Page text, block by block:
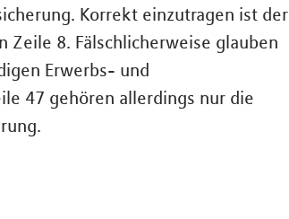
Korrekt einzutragen ist der
Zeile 8. Fälschlicherweise glauben
Erwerbs- und
47 gehören allerdings nur die